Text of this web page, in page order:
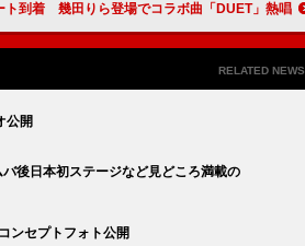
年ぶり＆一夜限りの日本単独公演オフィシャルレポート到着 幾田りら登場でコラボ曲「DUET」熱唱
RELATED NEWS
公開
後日本初ステージなど見どころ満載の
ンセプトフォト公開